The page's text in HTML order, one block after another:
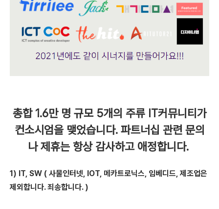
총합 1.6만 명 규모 5개의 주류 IT커뮤니티가
컨소시엄을 맺었습니다. 파트너십 관련 문의
나 제휴는 항상 감사하고 애정합니다.
1) IT, SW ( 사물인터넷, IOT, 메카트로닉스, 임베디드, 제조업은
제외합니다. 죄송합니다. )